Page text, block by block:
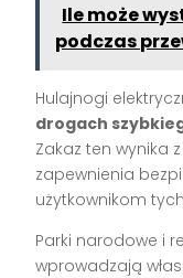
Ile może
podczas
Hulajnogi
drogach
Zakaz ten wynika
zapewnienia
użytkownikom
Parki narodowe i
wprowadzają